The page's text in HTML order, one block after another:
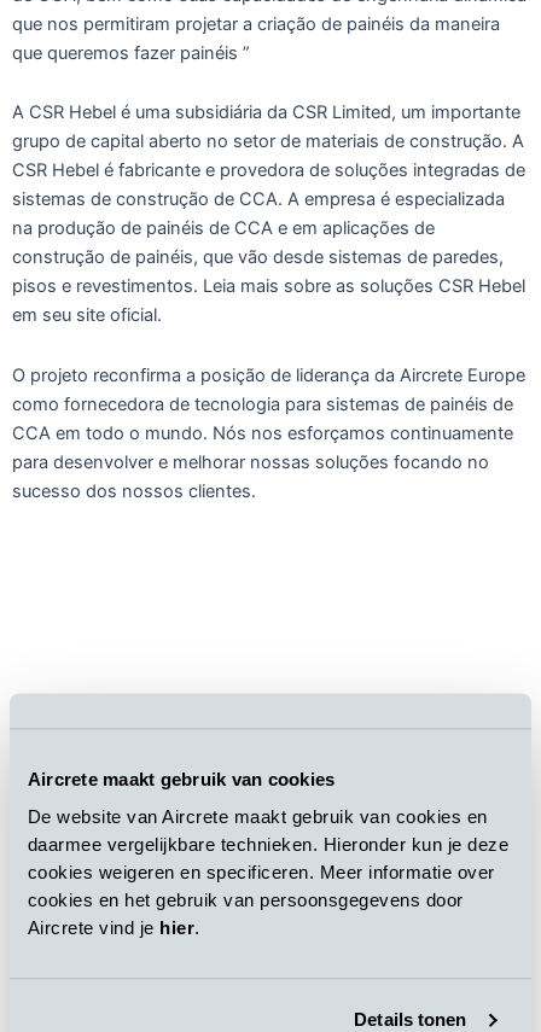
Aircrete maakt gebruik van cookies
De website van Aircrete maakt gebruik van cookies en
daarmee vergelijkbare technieken. Hieronder kun je deze
cookies weigeren en specificeren. Meer informatie over
cookies en het gebruik van persoonsgegevens door
Aircrete vind je hier.
Details tonen
que nos permitiram projetar a criação de painéis da maneira
que queremos fazer painéis ”
A CSR Hebel é uma subsidiária da CSR Limited, um importante
grupo de capital aberto no setor de materiais de construção. A
CSR Hebel é fabricante e provedora de soluções integradas de
sistemas de construção de CCA. A empresa é especializada
na produção de painéis de CCA e em aplicações de
construção de painéis, que vão desde sistemas de paredes,
pisos e revestimentos. Leia mais sobre as soluções CSR Hebel
em seu site oficial.
O projeto reconfirma a posição de liderança da Aircrete Europe
como fornecedora de tecnologia para sistemas de painéis de
CCA em todo o mundo. Nós nos esforçamos continuamente
para desenvolver e melhorar nossas soluções focando no
sucesso dos nossos clientes.